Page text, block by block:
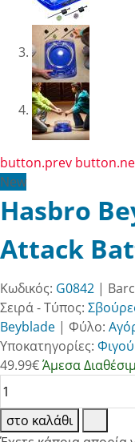
button.prev
New
Hasbro
Attack
Κωδικός: G0842 |
Σειρά - Τύπος:
Beyblade | Φύλο:
Υποκατηγορίες:
49.99€Άμεσα
στο καλάθι